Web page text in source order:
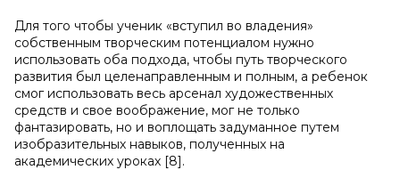
Для того чтобы ученик «вступил во владения»
собственным творческим потенциалом нужно
использовать оба подхода, чтобы путь творческого
развития был целенаправленным и полным, а ребенок
смог использовать весь арсенал художественных
средств и свое воображение, мог не только
фантазировать, но и воплощать задуманное путем
изобразительных навыков, полученных на
академических уроках [8].